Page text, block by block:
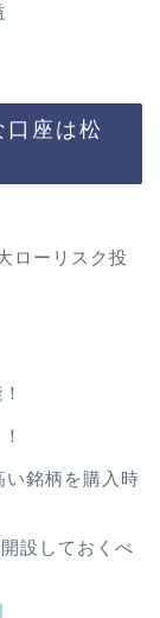
座は松
ローリスク投
い銘柄を購入時
設しておくべ